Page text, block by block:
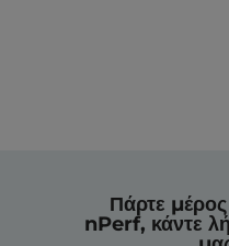
Πάρτε
nPerf, κάντε